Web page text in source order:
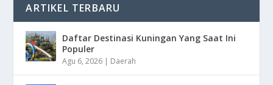
ARTIKEL TERBARU
Daftar Destinasi Kuningan Yang Saat Ini
Populer
Agu 6, 2026 | Daerah